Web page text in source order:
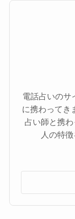
電話占いのサ
に携わってき
占い師と携
人の特